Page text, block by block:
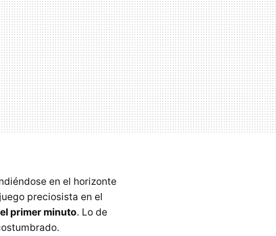
en el horizonte
preciosista en el
primer minuto. Lo de